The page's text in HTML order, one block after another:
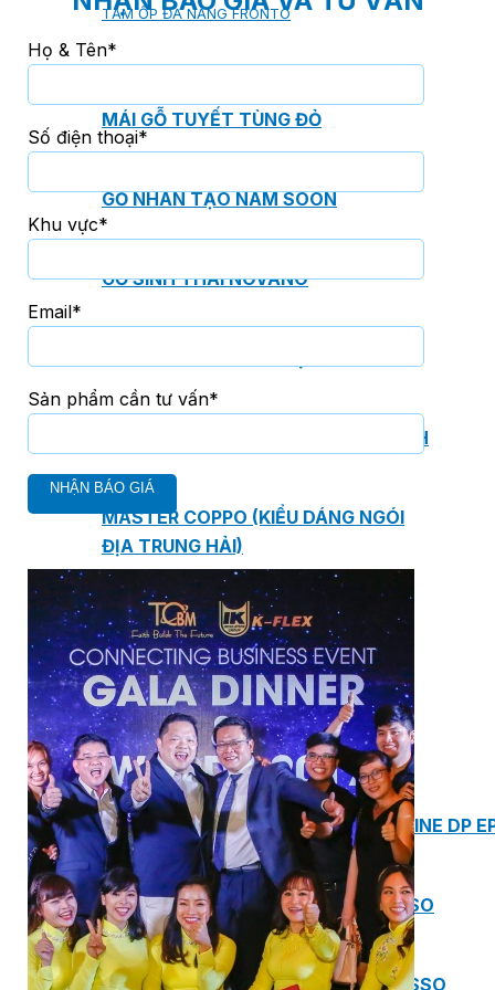
TẤM ỐP ĐA NĂNG FRONTO
MÁI GỖ TUYẾT TÙNG ĐỎ
GỖ NHÂN TẠO NAM SOON
GỖ SINH THÁI NOVANO
MÁI LÁ NHÂN TẠO CENTRO THATCH
MASTER COPPO (KIỂU DÁNG NGÓI
ĐỊA TRUNG HẢI)
Bơm Epsso
HỆ THỐNG BƠM TĂNG ÁP EPSSO
BƠM TRỤC ĐỨNG ĐƠN TẦNG CÁNH INLINE DP
BƠM TRỤC ĐỨNG ĐA TẦNG CÁNH EPSSO
BƠM TRỤC NGANG ĐA TẦNG CÁNH EPSSO
Họ & Tên*
Số điện thoại*
Khu vực*
Email*
Sản phẩm cần tư vấn*